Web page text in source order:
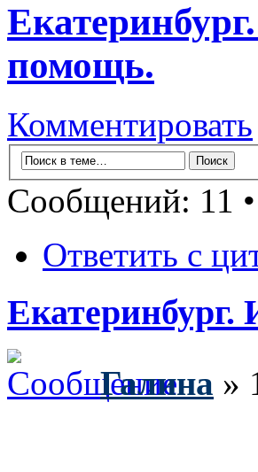
помощь.
Комментировать
Сообщений: 11
Ответить с
Галина »